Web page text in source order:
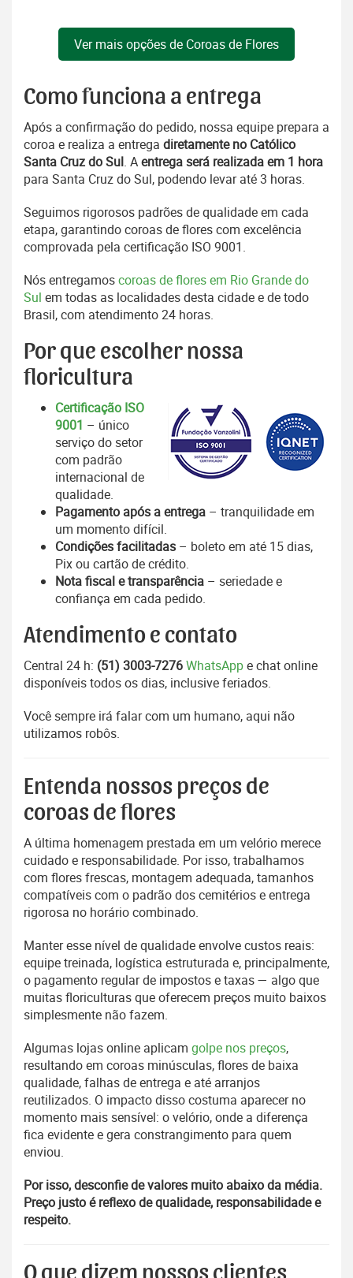
Ver mais opções de Coroas de Flores
Como funciona a entrega
Após a confirmação do pedido, nossa equipe prepara a
coroa e realiza a entrega diretamente no Católico
Santa Cruz do Sul. Aentrega será realizada em 1 hora
para Santa Cruz do Sul, podendo levar até 3 horas.
Seguimos rigorosos padrões de qualidade em cada
etapa, garantindo coroas de flores com excelência
comprovada pela certificação ISO 9001.
Nós entregamoscoroas de flores em Rio Grande do
Sul em todas as localidades desta cidade e de todo
Brasil, com atendimento 24 horas.
Por que escolher nossa
floricultura
Certificação ISO
9001 – único
serviço do setor
com padrão
internacional de
qualidade.
Pagamento após a entrega – tranquilidade em
um momento difícil.
Condições facilitadas – boleto em até 15 dias,
Pix ou cartão de crédito.
Nota fiscal e transparência – seriedade e
confiança em cada pedido.
Atendimento e contato
Central 24 h: (51) 3003-7276WhatsAppe chat online
disponíveis todos os dias, inclusive feriados.
Você sempre irá falar com um humano, aqui não
utilizamos robôs.
Entenda nossos preços de
coroas de flores
A última homenagem prestada em um velório merece
cuidado e responsabilidade. Por isso, trabalhamos
com flores frescas, montagem adequada, tamanhos
compatíveis com o padrão dos cemitérios e entrega
rigorosa no horário combinado.
Manter esse nível de qualidade envolve custos reais:
equipe treinada, logística estruturada e, principalmente,
o pagamento regular de impostos e taxas — algo que
muitas floriculturas que oferecem preços muito baixos
simplesmente não fazem.
Algumas lojas online aplicam golpe nos preços,
resultando em coroas minúsculas, flores de baixa
qualidade, falhas de entrega e até arranjos
reutilizados. O impacto disso costuma aparecer no
momento mais sensível: o velório, onde a diferença
fica evidente e gera constrangimento para quem
enviou.
Por isso, desconfie de valores muito abaixo da média.
Preço justo é reflexo de qualidade, responsabilidade e
respeito.